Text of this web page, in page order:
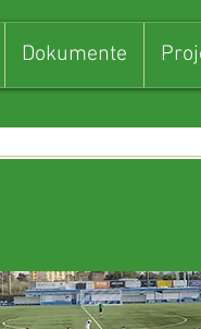
Dokumente